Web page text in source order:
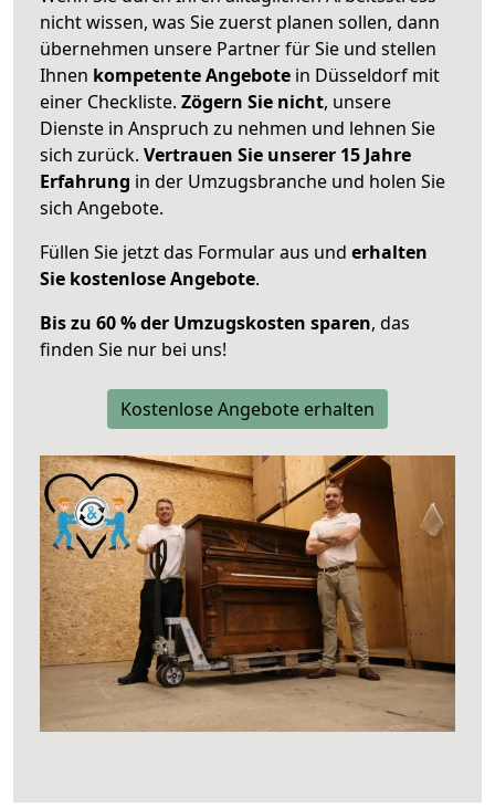
nicht wissen, was Sie zuerst planen sollen, dann
übernehmen unsere Partner für Sie und stellen
Ihnen kompetente Angebote in Düsseldorf mit
einer Checkliste. Zögern Sie nicht, unsere
Dienste in Anspruch zu nehmen und lehnen Sie
sich zurück. Vertrauen Sie unserer 15 Jahre
Erfahrung in der Umzugsbranche und holen Sie
sich Angebote.
Füllen Sie jetzt das Formular aus und erhalten
Sie kostenlose Angebote.
Bis zu 60 % der Umzugskosten sparen, das
finden Sie nur bei uns!
Kostenlose Angebote erhalten